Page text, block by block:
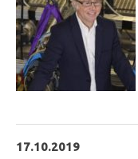
17.10.2019